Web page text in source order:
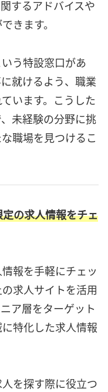
するアドバイスや
きます。
う特設窓口があ
就けるよう、職業
います。こうした
未経験の分野に挑
職場を見つけるこ
の求人情報をチェ
報を手軽にチェッ
求人サイトを活用
ア層をターゲット
特化した求人情報
を探す際に役立つ